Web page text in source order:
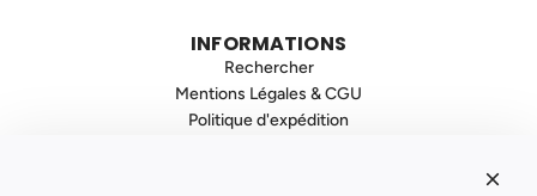
INFORMATIONS
Rechercher
Mentions Légales & CGU
Politique d'expédition